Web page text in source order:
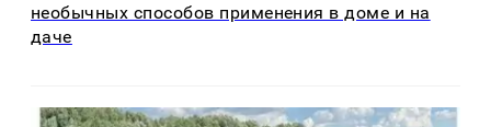
необычных способов применения в доме и на
даче